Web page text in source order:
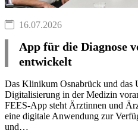
16.07.2026
App für die Diagnose
entwickelt
Das Klinikum Osnabrück und das
Digitalisierung in der Medizin
FEES-App steht Ärztinnen und
eine digitale Anwendung zur
und…